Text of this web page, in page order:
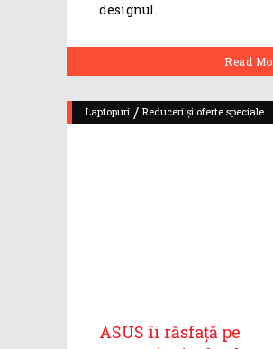
designul
Read
Laptopuri / Reduceri și oferte speciale
ASUS îi răsfață pe